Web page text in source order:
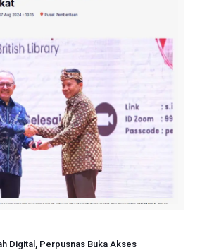
Digital, Perpusnas Buka Akses